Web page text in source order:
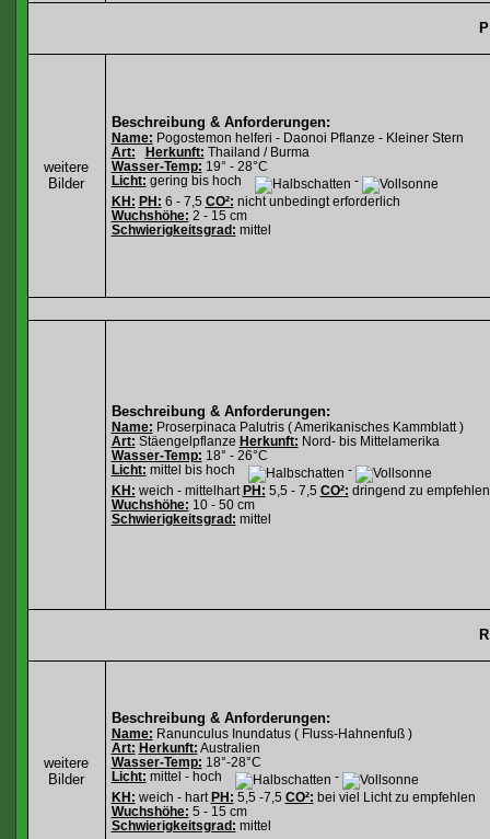
P
weitere
Bilder
Beschreibung & Anforderungen:
Name: Pogostemon helferi - Daonoi Pflanze - Kleiner Stern
Art:
Herkunft: Thailand / Burma
Wasser-Temp: 19° - 28°C
Licht: gering bis hoch
-
KH: PH: 6 - 7,5 CO²: nicht unbedingt erforderlich
Wuchshöhe: 2 - 15 cm
Schwierigkeitsgrad: mittel
Beschreibung & Anforderungen:
Name: Proserpinaca Palutris ( Amerikanisches Kammblatt )
Art: Stäengelpflanze Herkunft: Nord- bis Mittelamerika
Wasser-Temp: 18° - 26°C
Licht: mittel bis hoch
-
KH: weich - mittelhart PH: 5,5 - 7,5 CO²: dringend zu empfehlen
Wuchshöhe: 10 - 50 cm
Schwierigkeitsgrad: mittel
R
weitere
Bilder
Beschreibung & Anforderungen:
Name: Ranunculus Inundatus ( Fluss-Hahnenfuß )
Art: Herkunft: Australien
Wasser-Temp: 18°-28°C
Licht: mittel - hoch
-
KH: weich - hart PH: 5,5 -7,5 CO²: bei viel Licht zu empfehlen
Wuchshöhe: 5 - 15 cm
Schwierigkeitsgrad: mittel